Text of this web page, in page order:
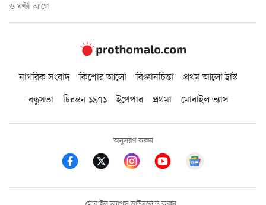
৬ ঘণ্টা আগে
নাগরিক সংবাদ কিশোর আলো বিজ্ঞানচিন্তা
প্রথম আলো ট্রাস্ট
বন্ধুসভা
চিরন্তন ১৯৭১ ইপেপার প্রথমা মোবাইল ভ্যাস
অনুসরণ করুন